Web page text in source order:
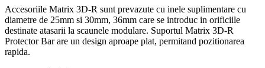
Accesoriile Matrix 3D-R sunt prevazute cu inele suplimentare cu
diametre de 25mm si 30mm, 36mm care se introduc in orificiile
destinate atasarii la scaunele modulare. Suportul Matrix 3D-R
Protector Bar are un design aproape plat, permitand pozitionarea
rapida.